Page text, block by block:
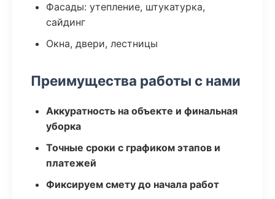
Фасады: утепление, штукатурка,
сайдинг
Окна, двери, лестницы
Преимущества работы с нами
Аккуратность на объекте и финальная
уборка
Точные сроки с графиком этапов и
платежей
Фиксируем смету до начала работ